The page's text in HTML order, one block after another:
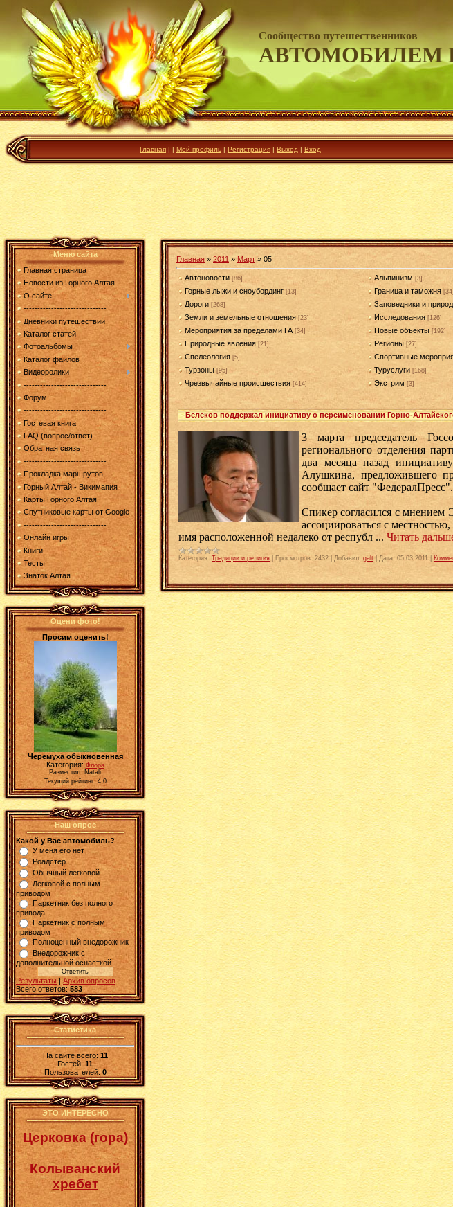
Сообщество путешественников
АВТОМОБИЛЕМ
Главная | | Мой профиль | Регистрация | Выход | Вход
Меню сайта
Главная страница
Новости из Горного Алтая
О сайте
------------------------------
Дневники путешествий
Каталог статей
Фотоальбомы
Каталог файлов
Видеоролики
------------------------------
Форум
------------------------------
Гостевая книга
FAQ (вопрос/ответ)
Обратная связь
------------------------------
Прокладка маршрутов
Горный Алтай - Викимапия
Карты Горного Алтая
Спутниковые карты от Google
------------------------------
Онлайн игры
Книги
Тесты
Знаток Алтая
Оцени фото!
Просим оценить!
Черемуха обыкновенная
Категория: Флора
Разместил: Natali
Текущий рейтинг: 4.0
Наш опрос
Какой у Вас автомобиль?
У меня его нет
Роадстер
Обычный легковой
Легковой с полным
приводом
Паркетник без полного
привода
Паркетник с полным
приводом
Полноценный внедорожник
Внедорожник с
дополнительной оснасткой
Результаты |Архив опросов
Всего ответов:583
Статистика
На сайте всего:11
Гостей: 11
Пользователей: 0
ЭТО ИНТЕРЕСНО
Церковка (гора)
Колыванский
хребет
Главная » 2011 » Март » 05
Автоновости [86] Альпинизм [3]
Горные лыжи и сноубординг [13] Граница и таможня [34]
Дороги [268] Заповедники и
Земли и земельные отношения [23] Исследования [126]
Мероприятия за пределами ГА [34] Новые объекты [192]
Природные явления [21] Регионы [27]
Спелеология [5] Спортивные
Турзоны [95] Туруслуги [168]
Чрезвычайные происшествия [414] Экстрим [3]
Белеков поддержал инициативу о переименовании Горно-
3 марта председатель
регионального отделения
два месяца назад
Алушкина, предложившего
сообщает сайт
Спикер согласился с
ассоциироваться с
имя расположенной недалеко от республ ... Читать
Категория: Традиции и религия Просмотров: 2432 Добавил: galt Дата: 05.03.2011